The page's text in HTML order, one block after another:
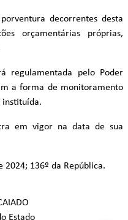
decorrentes desta
orçamentárias próprias,
regulamentada pelo Poder
a forma de monitoramento
instituída.
em vigor na data de sua
2024; 136º da República.
Estado